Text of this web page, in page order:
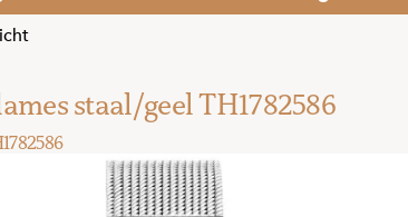
staal/geel TH1782586